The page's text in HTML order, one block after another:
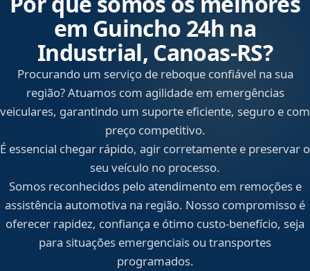
em Guincho 24h na
Industrial, Canoas‑RS?
Procurando um serviço de reboque confiável na sua
região? Atuamos com agilidade em emergências
veiculares, garantindo um suporte eficiente, seguro e com
preço competitivo.
É essencial chegar rápido, agir corretamente e preservar o
seu veículo no processo.
Somos reconhecidos pelo atendimento em remoções e
assistência automotiva na região. Nosso compromisso é
oferecer rapidez, confiança e ótimo custo-benefício, seja
para situações emergenciais ou transportes
programados.